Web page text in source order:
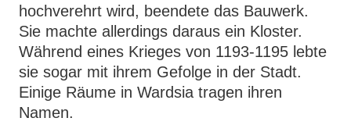
hochverehrt wird, beendete das Bauwerk.
Sie machte allerdings daraus ein Kloster.
Während eines Krieges von 1193-1195 lebte
sie sogar mit ihrem Gefolge in der Stadt.
Einige Räume in Wardsia tragen ihren
Namen.